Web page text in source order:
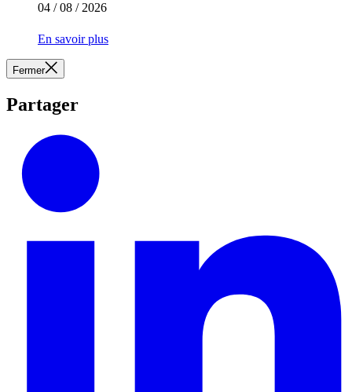
04 / 08 / 2026
En savoir plus
Fermer
Partager